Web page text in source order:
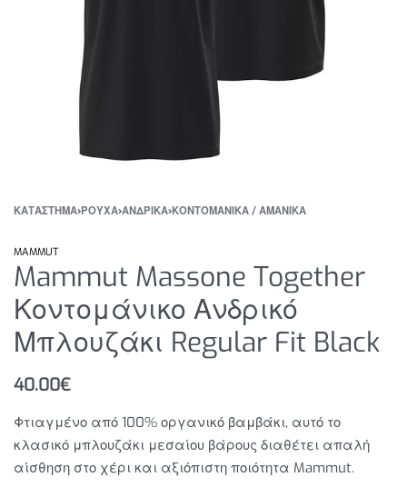
ΚΑΤΆΣΤΗΜΑ›ΡΟΥΧΑ›ΑΝΔΡΙΚΑ›ΚΟΝΤΟΜΑΝΙΚΑ / ΑΜΑΝΙΚΑ
MAMMUT
Mammut Massone Together
Κοντομάνικο Ανδρικό
Μπλουζάκι Regular Fit Black
40.00€
Φτιαγμένο από 100% οργανικό βαμβάκι, αυτό το
κλασικό μπλουζάκι μεσαίου βάρους διαθέτει απαλή
αίσθηση στο χέρι και αξιόπιστη ποιότητα Mammut.